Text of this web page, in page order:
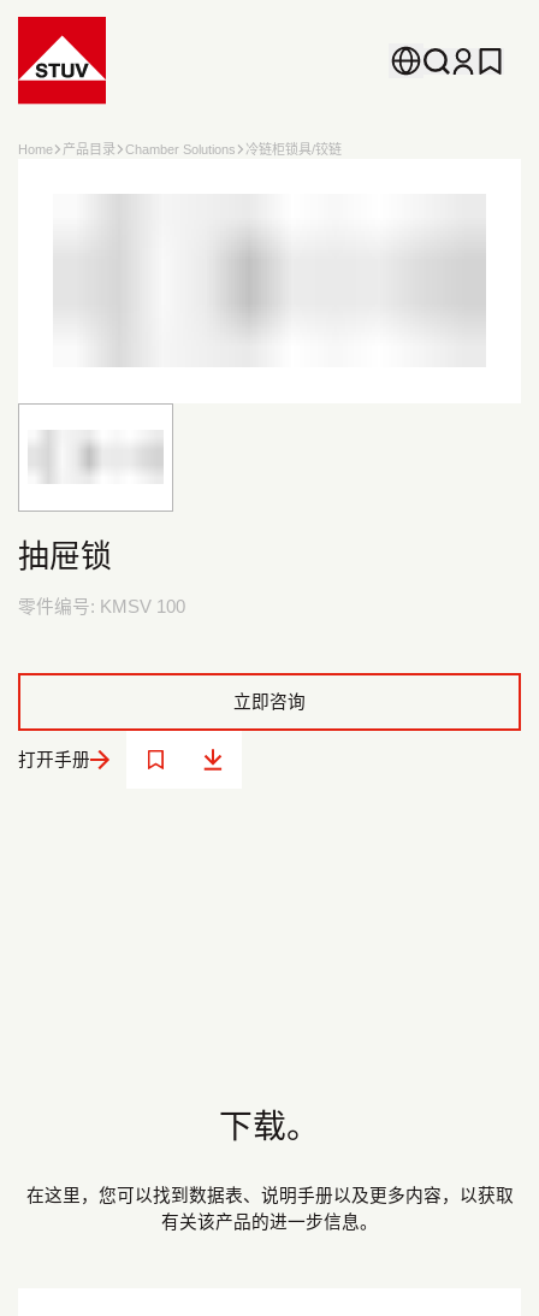
Go To the Homepage
Home 产品目录 Chamber Solutions 冷链柜锁具/铰链
抽屉锁
零件编号: KMSV 100
立即咨询
打开手册
下载。
在这里，您可以找到数据表、说明手册以及更多内容，以获取
有关该产品的进一步信息。